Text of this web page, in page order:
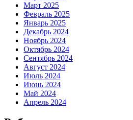
Март 2025
Февраль 2025
Январь 2025
Декабрь 2024
Ноябрь 2024
Октябрь 2024
Сентябрь 2024
Август 2024
Июль 2024
Июнь 2024
Май 2024
Апрель 2024